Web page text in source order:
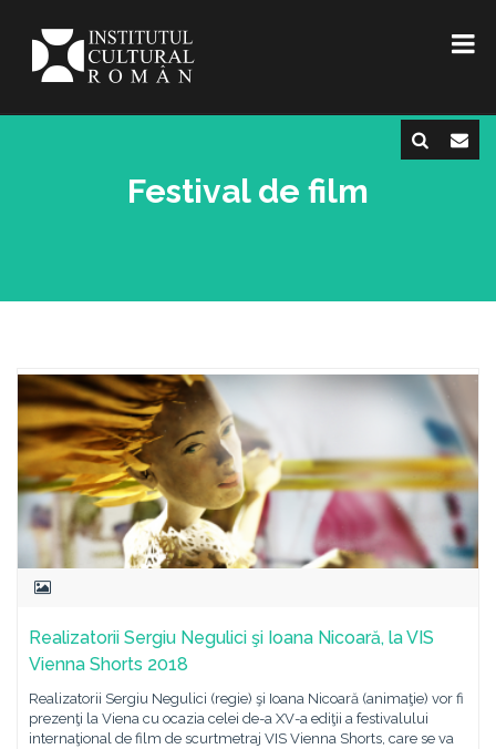
Festival de film
Realizatorii Sergiu Negulici şi Ioana Nicoară, la VIS
Vienna Shorts 2018
Realizatorii Sergiu Negulici (regie) şi Ioana Nicoară (animaţie) vor fi
prezenţi la Viena cu ocazia celei de-a XV-a ediţii a festivalului
internaţional de film de scurtmetraj VIS Vienna Shorts, care se va